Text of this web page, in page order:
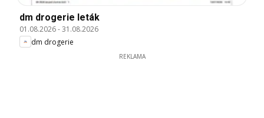
dm drogerie leták
01.08.2026-31.08.2026
dm drogerie
REKLAMA